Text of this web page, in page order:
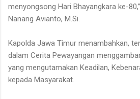
menyongsong Hari Bhayangkara ke-
Nanang Avianto, M.Si.
Kapolda Jawa Timur menambahkan,
dalam Cerita Pewayangan
yang mengutamakan Keadilan,
kepada Masyarakat.